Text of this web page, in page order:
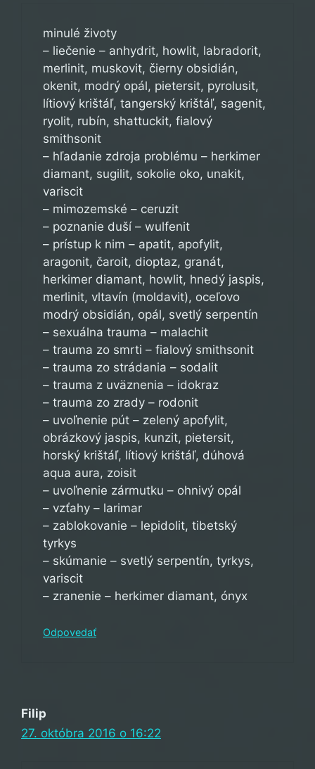
minulé životy
– liečenie – anhydrit, howlit, labradorit,
merlinit, muskovit, čierny obsidián,
okenit, modrý opál, pietersit, pyrolusit,
lítiový krištáľ, tangerský krištáľ, sagenit,
ryolit, rubín, shattuckit, fialový
smithsonit
– hľadanie zdroja problému – herkimer
diamant, sugilit, sokolie oko, unakit,
variscit
– mimozemské – ceruzit
– poznanie duší – wulfenit
– prístup k nim – apatit, apofylit,
aragonit, čaroit, dioptaz, granát,
herkimer diamant, howlit, hnedý jaspis,
merlinit, vltavín (moldavit), oceľovo
modrý obsidián, opál, svetlý serpentín
– sexuálna trauma – malachit
– trauma zo smrti – fialový smithsonit
– trauma zo strádania – sodalit
– trauma z uväznenia – idokraz
– trauma zo zrady – rodonit
– uvoľnenie pút – zelený apofylit,
obrázkový jaspis, kunzit, pietersit,
horský krištáľ, lítiový krištáľ, dúhová
aqua aura, zoisit
– uvoľnenie zármutku – ohnivý opál
– vzťahy – larimar
– zablokovanie – lepidolit, tibetský
tyrkys
– skúmanie – svetlý serpentín, tyrkys,
variscit
– zranenie – herkimer diamant, ónyx
Odpovedať
Filip
27. októbra 2016 o 16:22